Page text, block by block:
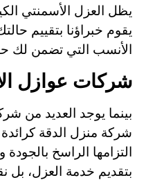
يظل العزل الأسمنتي
يقوم خبراؤنا بتقييم
الأنسب التي تضمن لك
شركات عوازل
بينما يوجد العديد من
شركة منزل الدقة
التزامها الراسخ بالجودة
بتقديم خدمة العزل، بل